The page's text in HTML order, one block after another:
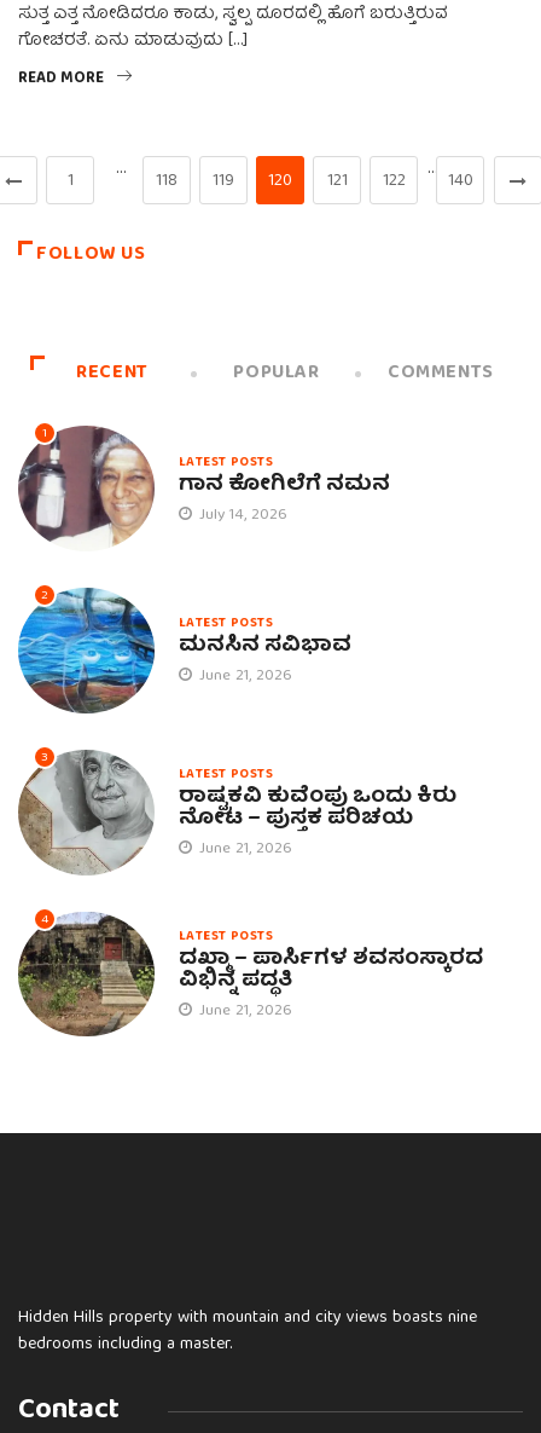
ಸುತ್ತ ಎತ್ತ ನೋಡಿದರೂ ಕಾಡು, ಸ್ವಲ್ಪ ದೂರದಲ್ಲಿ ಹೊಗೆ ಬರುತ್ತಿರುವ
ಗೋಚರತೆ. ಏನು ಮಾಡುವುದು […]
READ MORE
1 … 118 119 120 121 122 … 140
FOLLOW US
RECENT POPULAR COMMENTS
1
LATEST POSTS
ಗಾನ ಕೋಗಿಲೆಗೆ ನಮನ
July 14, 2026
2
LATEST POSTS
ಮನಸಿನ ಸವಿಭಾವ
June 21, 2026
3
LATEST POSTS
ರಾಷ್ಟ್ರಕವಿ ಕುವೆಂಪು ಒಂದು ಕಿರು
ನೋಟ – ಪುಸ್ತಕ ಪರಿಚಯ
June 21, 2026
4
LATEST POSTS
ದಖ್ಮಾ – ಪಾರ್ಸಿಗಳ ಶವಸಂಸ್ಕಾರದ
ವಿಭಿನ್ನ ಪದ್ಧತಿ
June 21, 2026
Hidden Hills property with mountain and city views boasts nine
bedrooms including a master.
Contact